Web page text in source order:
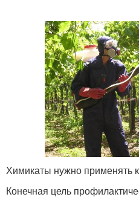
Химикаты нужно применять
Конечная цель